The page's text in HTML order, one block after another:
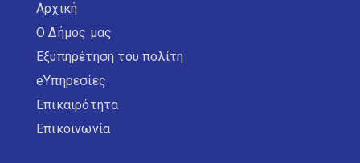
Αρχική
Ο Δήμος μας
Εξυπηρέτηση του πολίτη
eΥπηρεσίες
Επικαιρότητα
Επικοινωνία